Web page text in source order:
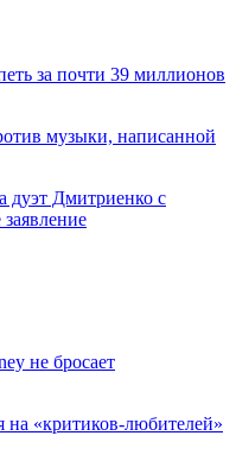
за почти 39 миллионов
музыки, написанной
дуэт Дмитриенко с
не бросает
«критиков-любителей»